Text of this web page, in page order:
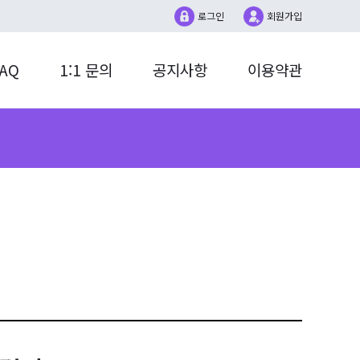
로그인 회원가입
1:1 문의 공지사항 이용약관